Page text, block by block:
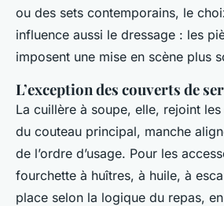
ou des sets contemporains, le
influence aussi le dressage : les
imposent une mise en scène plus
L’exception des couverts de
La cuillère à soupe, elle, rejoint
du couteau principal, manche
de l’ordre d’usage. Pour les
fourchette à huîtres, à huile, à
place selon la logique du repas,